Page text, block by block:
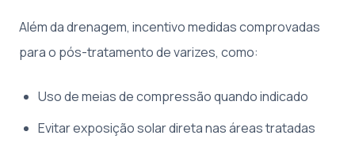
Além da drenagem, incentivo medidas comprovadas
para o pós-tratamento de varizes, como:
Uso de meias de compressão quando indicado
Evitar exposição solar direta nas áreas tratadas